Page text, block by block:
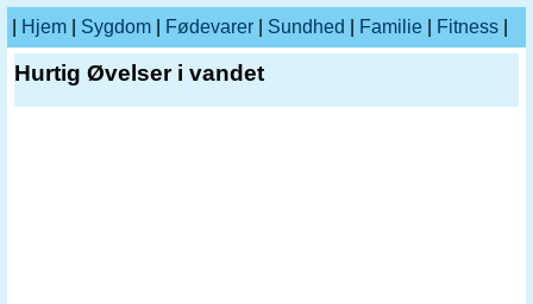
Hjem Sygdom Fødevarer Sundhed Familie Fitness
Hurtig Øvelser i vandet